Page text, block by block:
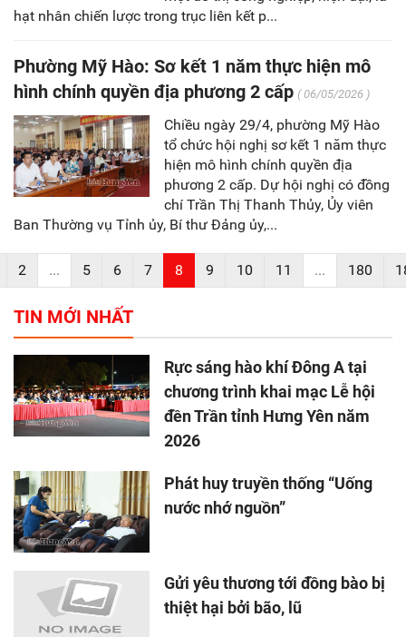
hạt nhân chiến lược trong trục liên kết p...
Phường Mỹ Hào: Sơ kết 1 năm thực hiện mô
hình chính quyền địa phương 2 cấp ( 06/05/2026 )
Chiều ngày 29/4, phường Mỹ Hào
tổ chức hội nghị sơ kết 1 năm thực
hiện mô hình chính quyền địa
phương 2 cấp. Dự hội nghị có đồng
chí Trần Thị Thanh Thủy, Ủy viên
Ban Thường vụ Tỉnh ủy, Bí thư Đảng ủy,...
2 ... 5 6 7 8 9 10 11 ... 180
TIN MỚI NHẤT
Rực sáng hào khí Đông A tại
chương trình khai mạc Lễ hội
đền Trần tỉnh Hưng Yên năm
2026
Phát huy truyền thống “Uống
nước nhớ nguồn”
Gửi yêu thương tới đồng bào bị
thiệt hại bởi bão, lũ